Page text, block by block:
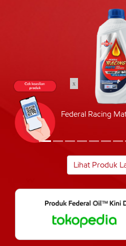
Federal Racing
Lihat Produk
x